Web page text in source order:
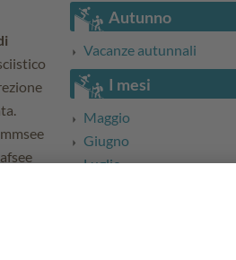
a
a
Autunno
Vacanze autunnali
I mesi
Maggio
Giugno
Luglio